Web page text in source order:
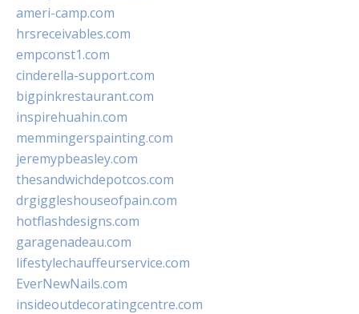
ameri-camp.com
hrsreceivables.com
empconst1.com
cinderella-support.com
bigpinkrestaurant.com
inspirehuahin.com
memmingerspainting.com
jeremypbeasley.com
thesandwichdepotcos.com
drgiggleshouseofpain.com
hotflashdesigns.com
garagenadeau.com
lifestylechauffeurservice.com
EverNewNails.com
insideoutdecoratingcentre.com